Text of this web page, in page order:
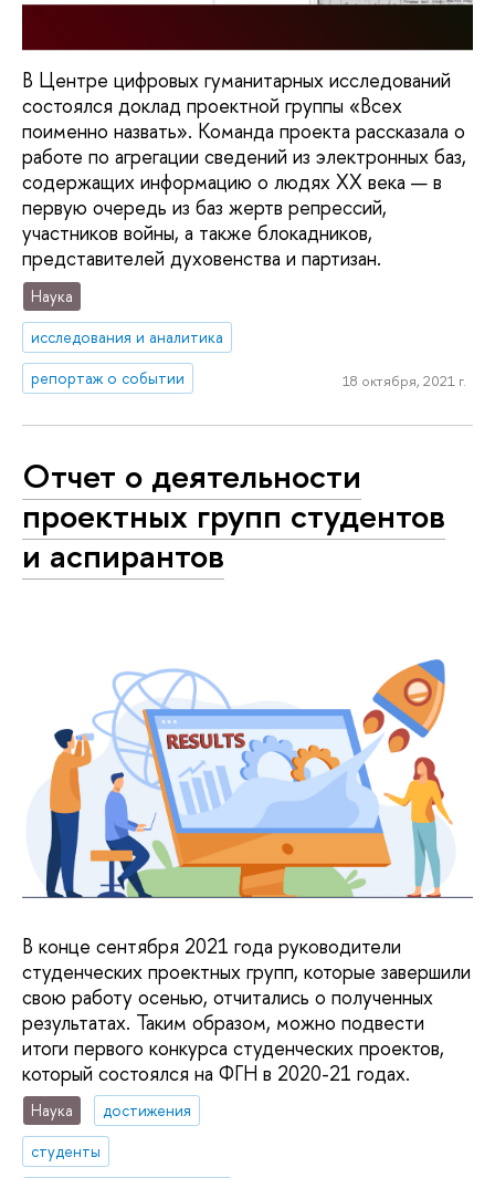
В Центре цифровых гуманитарных исследований
состоялся доклад проектной группы «Всех
поименно назвать». Команда проекта рассказала о
работе по агрегации сведений из электронных баз,
содержащих информацию о людях XX века — в
первую очередь из баз жертв репрессий,
участников войны, а также блокадников,
представителей духовенства и партизан.
Наука
исследования и аналитика
репортаж о событии
18 октября, 2021 г.
Отчет о деятельности
проектных групп студентов
и аспирантов
В конце сентября 2021 года руководители
студенческих проектных групп, которые завершили
свою работу осенью, отчитались о полученных
результатах. Таким образом, можно подвести
итоги первого конкурса студенческих проектов,
который состоялся на ФГН в 2020-21 годах.
Наука
достижения
студенты